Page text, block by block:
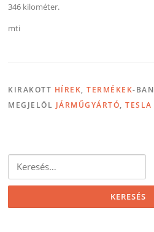
346 kilométer.
mti
KIRAKOTT HÍREK,TERMÉKEK-BAN
MEGJELÖL JÁRMŰGYÁRTÓ,TESLA
Keresés: